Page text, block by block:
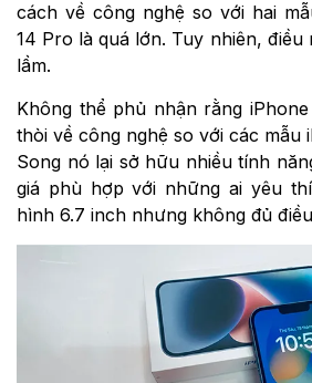
cách về công nghệ so với hai
14 Pro là quá lớn. Tuy nhiên, điều
lầm.
Không thể phủ nhận rằng
thòi về công nghệ so với các mẫu
Song nó lại sở hữu nhiều tính
giá phù hợp với những ai yêu
hình 6.7 inch nhưng không đủ